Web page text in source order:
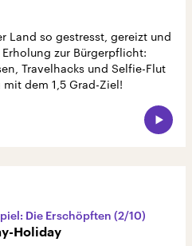
Land so gestresst, gereizt und
zur Bürgerpflicht:
Travelhacks und Selfie-Flut
dem 1,5 Grad-Ziel!
Die Erschöpften (2/10)
Holiday